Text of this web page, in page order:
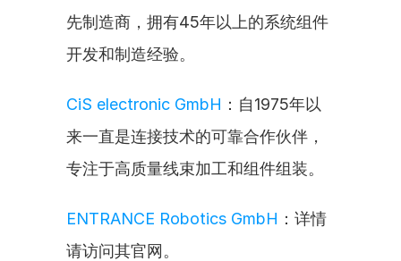
先制造商，拥有45年以上的系统组件
开发和制造经验。
CiS electronic GmbH ：自1975年以
来一直是连接技术的可靠合作伙伴，
专注于高质量线束加工和组件组装。
ENTRANCE Robotics GmbH ：详情
请访问其官网。